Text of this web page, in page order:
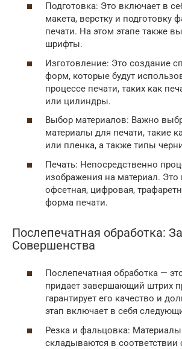
Подготовка: Это включает в
макета, верстку и подготовку
печати. На этом этапе также
шрифты.
Изготовление: Это создание
форм, которые будут
процессе печати, таких как
или цилиндры.
Выбор материалов: Важно
материалы для печати, такие
или пленка, а также типы
Печать: Непосредственно
изображения на материал.
офсетная, цифровая,
форма печати.
Послепечатная обработка:
Совершенства
Послепечатная обработка —
придает завершающий штрих
гарантирует его качество и
этап включает в себя
Резка и фальцовка: Материалы
складываются в